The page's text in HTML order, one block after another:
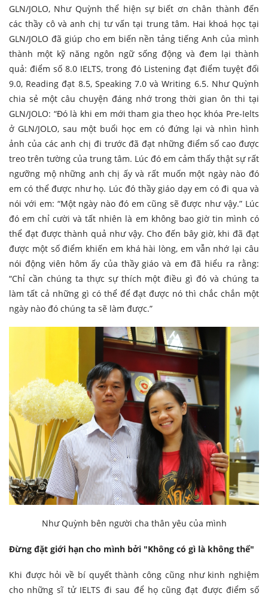
GLN/JOLO, Như Quỳnh thể hiện sự biết ơn chân thành đến
các thầy cô và anh chị tư vấn tại trung tâm. Hai khoá học tại
GLN/JOLO đã giúp cho em biến nền tảng tiếng Anh của mình
thành một kỹ năng ngôn ngữ sống động và đem lại thành
quả: điểm số 8.0 IELTS, trong đó Listening đạt điểm tuyệt đối
9.0, Reading đạt 8.5, Speaking 7.0 và Writing 6.5. Như Quỳnh
chia sẻ một câu chuyện đáng nhớ trong thời gian ôn thi tại
GLN/JOLO: “Đó là khi em mới tham gia theo học khóa Pre-Ielts
ở GLN/JOLO, sau một buổi học em có đứng lại và nhìn hình
ảnh của các anh chị đi trước đã đạt những điểm số cao được
treo trên tường của trung tâm. Lúc đó em cảm thấy thật sự rất
ngưỡng mộ những anh chị ấy và rất muốn một ngày nào đó
em có thể được như họ. Lúc đó thầy giáo dạy em có đi qua và
nói với em: “Một ngày nào đó em cũng sẽ được như vậy.” Lúc
đó em chỉ cười và tất nhiên là em không bao giờ tin mình có
thể đạt được thành quả như vậy. Cho đến bây giờ, khi đã đạt
được một số điểm khiến em khá hài lòng, em vẫn nhớ lại câu
nói động viên hôm ấy của thầy giáo và em đã hiểu ra rằng:
“Chỉ cần chúng ta thực sự thích một điều gì đó và chúng ta
làm tất cả những gì có thể để đạt được nó thì chắc chắn một
ngày nào đó chúng ta sẽ làm được.”
Như Quỳnh bên người cha thân yêu của mình
Đừng đặt giới hạn cho mình bởi "Không có gì là không thể"
Khi được hỏi về bí quyết thành công cũng như kinh nghiệm
cho những sĩ tử IELTS đi sau để họ cũng đạt được điểm số